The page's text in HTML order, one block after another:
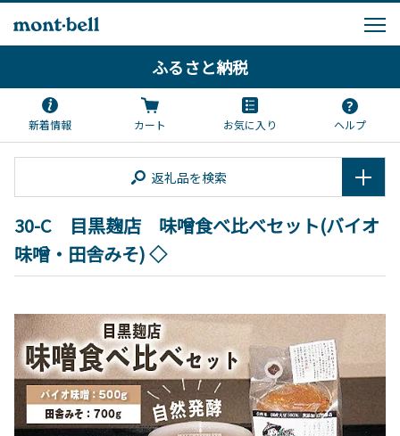
ふるさと納税
新着情報 カート お気に入り ヘルプ
返礼品を検索
30-C 目黒麹店 味噌食べ比べセット(バイオ
味噌・田舎みそ) ◇